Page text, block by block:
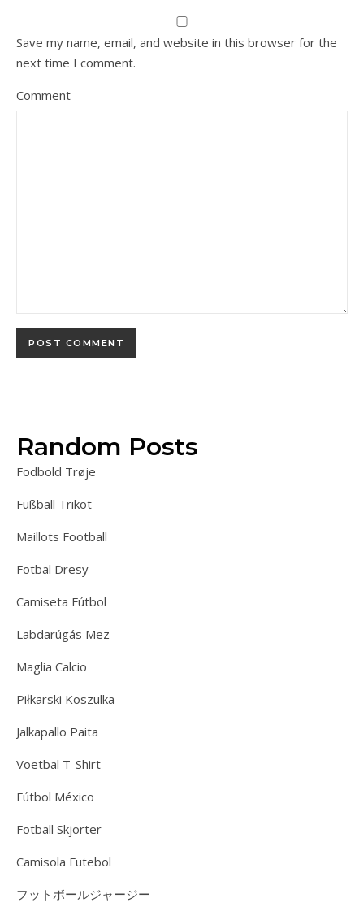
Save my name, email, and website in this browser for the
next time I comment.
Comment
Random Posts
Fodbold Trøje
Fußball Trikot
Maillots Football
Fotbal Dresy
Camiseta Fútbol
Labdarúgás Mez
Maglia Calcio
Piłkarski Koszulka
Jalkapallo Paita
Voetbal T-Shirt
Fútbol México
Fotball Skjorter
Camisola Futebol
フットボールジャージー